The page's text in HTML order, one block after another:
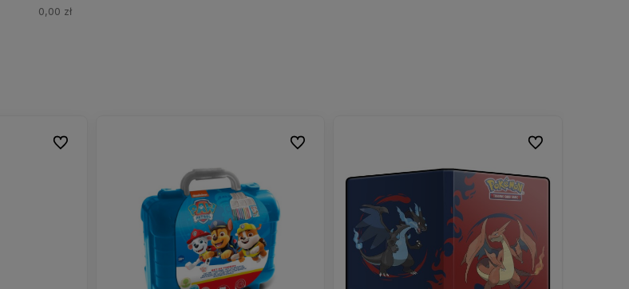
0,00 zł
Do ulubionych
Do ulubionych Do ulubionych
Do ulubionych Do ulubionych
Do ulubionych